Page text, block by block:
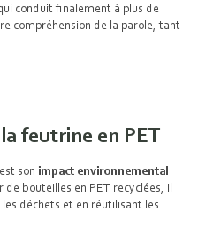
conduit finalement à plus de
compréhension de la parole, tant
feutrine en PET
son impact environnemental
bouteilles en PET recyclées, il
déchets et en réutilisant les